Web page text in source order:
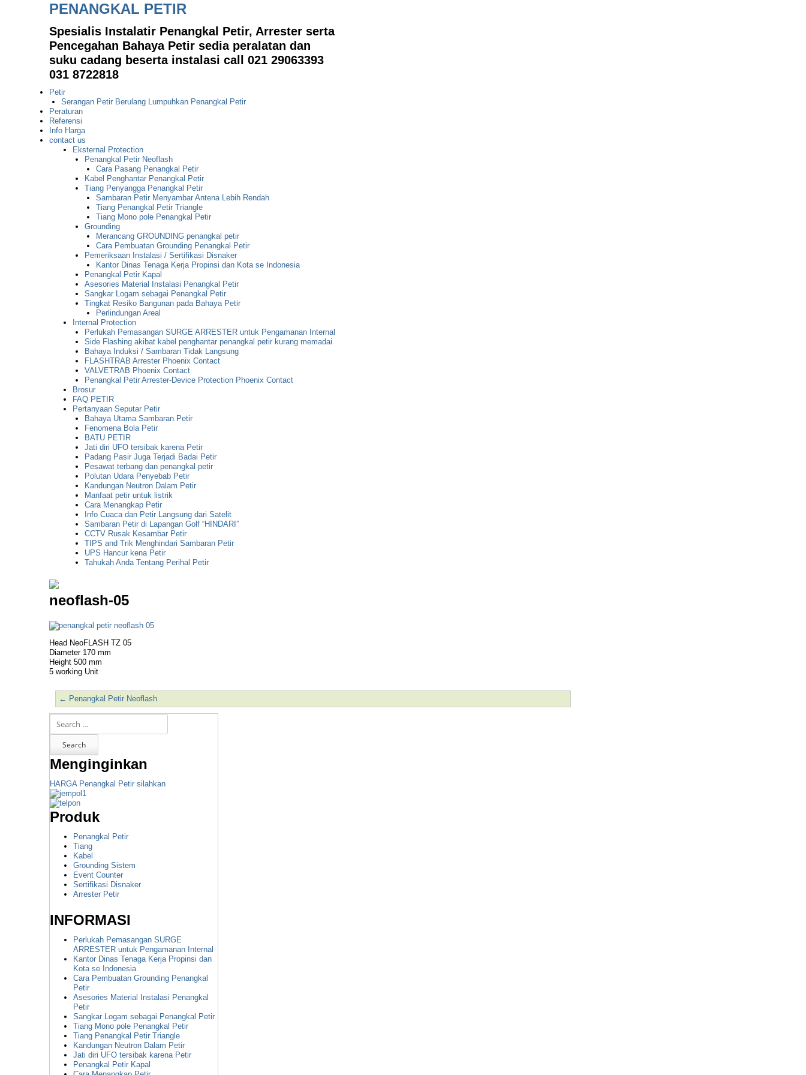
PENANGKAL PETIR
Spesialis Instalatir Penangkal Petir, Arrester serta
Pencegahan Bahaya Petir sedia peralatan dan
suku cadang beserta instalasi call 021 29063393
031 8722818
Petir
Serangan Petir Berulang Lumpuhkan Penangkal Petir
Peraturan
Referensi
Info Harga
contact us
Eksternal Protection
Penangkal Petir Neoflash
Cara Pasang Penangkal Petir
Kabel Penghantar Penangkal Petir
Tiang Penyangga Penangkal Petir
Sambaran Petir Menyambar Antena Lebih Rendah
Tiang Penangkal Petir Triangle
Tiang Mono pole Penangkal Petir
Grounding
Merancang GROUNDING penangkal petir
Cara Pembuatan Grounding Penangkal Petir
Pemeriksaan Instalasi / Sertifikasi Disnaker
Kantor Dinas Tenaga Kerja Propinsi dan Kota se Indonesia
Penangkal Petir Kapal
Asesories Material Instalasi Penangkal Petir
Sangkar Logam sebagai Penangkal Petir
Tingkat Resiko Bangunan pada Bahaya Petir
Perlindungan Areal
Internal Protection
Perlukah Pemasangan SURGE ARRESTER untuk Pengamanan Internal
Side Flashing akibat kabel penghantar penangkal petir kurang memadai
Bahaya Induksi / Sambaran Tidak Langsung
FLASHTRAB Arrester Phoenix Contact
VALVETRAB Phoenix Contact
Penangkal Petir Arrester-Device Protection Phoenix Contact
Brosur
FAQ PETIR
Pertanyaan Seputar Petir
Bahaya Utama Sambaran Petir
Fenomena Bola Petir
BATU PETIR
Jati diri UFO tersibak karena Petir
Padang Pasir Juga Terjadi Badai Petir
Pesawat terbang dan penangkal petir
Polutan Udara Penyebab Petir
Kandungan Neutron Dalam Petir
Manfaat petir untuk listrik
Cara Menangkap Petir
Info Cuaca dan Petir Langsung dari Satelit
Sambaran Petir di Lapangan Golf “HINDARI”
CCTV Rusak Kesambar Petir
TIPS and Trik Menghindari Sambaran Petir
UPS Hancur kena Petir
Tahukah Anda Tentang Perihal Petir
neoflash-05
Head NeoFLASH TZ 05
Diameter 170 mm
Height 500 mm
5 working Unit
Post navigation
← Penangkal Petir Neoflash
Menginginkan
HARGA Penangkal Petir silahkan
Produk
Penangkal Petir
Tiang
Kabel
Grounding Sistem
Event Counter
Sertifikasi Disnaker
Arrester Petir
INFORMASI
Perlukah Pemasangan SURGE
ARRESTER untuk Pengamanan Internal
Kantor Dinas Tenaga Kerja Propinsi dan
Kota se Indonesia
Cara Pembuatan Grounding Penangkal
Petir
Asesories Material Instalasi Penangkal
Petir
Sangkar Logam sebagai Penangkal Petir
Tiang Mono pole Penangkal Petir
Tiang Penangkal Petir Triangle
Kandungan Neutron Dalam Petir
Jati diri UFO tersibak karena Petir
Penangkal Petir Kapal